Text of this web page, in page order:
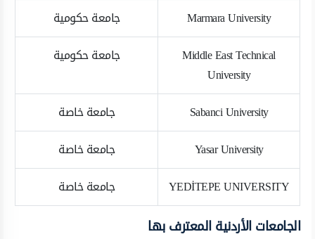
Marmara University
جامعة حكومية
Middle East Technical
University
جامعة حكومية
Sabanci University
جامعة خاصة
Yasar University
جامعة خاصة
YEDİTEPE UNIVERSITY
جامعة خاصة
الجامعات الأردنية المعترف بها